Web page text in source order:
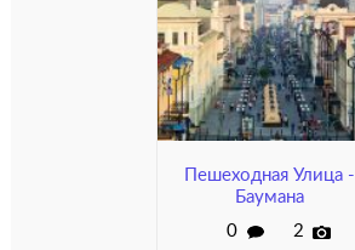
Пешеходная Улица -
Баумана
0
2